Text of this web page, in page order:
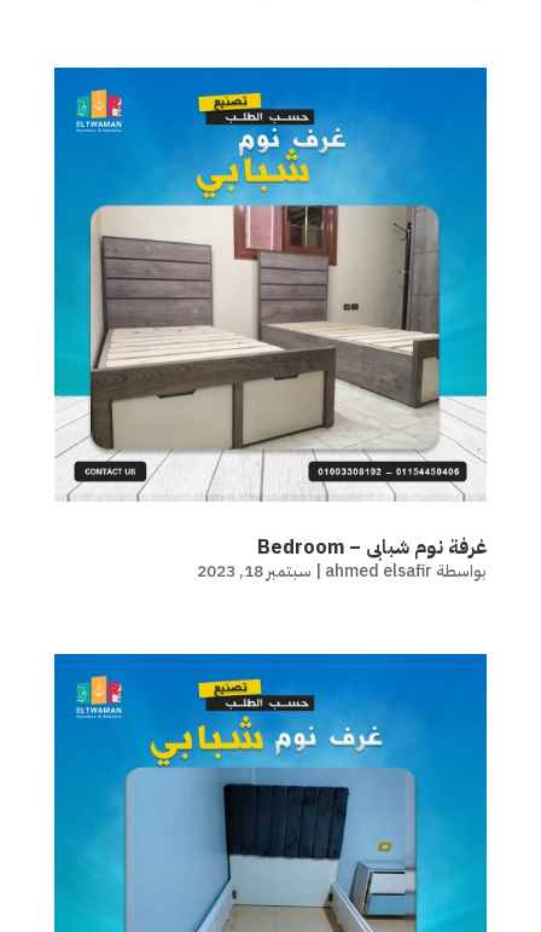
غرفة نوم شبابى – Bedroom
بواسطة ahmed elsafir
| سبتمبر 18, 2023